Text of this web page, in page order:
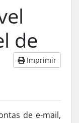
de
Imprimir
de e-mail,